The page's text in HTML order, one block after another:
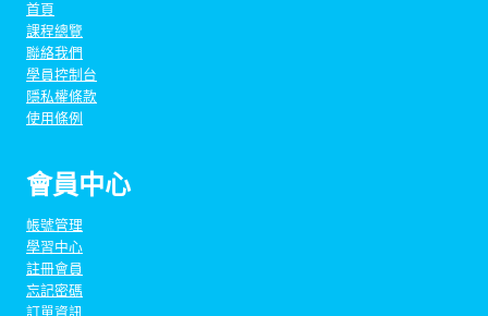
首頁
課程總覽
聯絡我們
學員控制台
隱私權條款
使用條例
會員中心
帳號管理
學習中心
註冊會員
忘記密碼
訂單資訊